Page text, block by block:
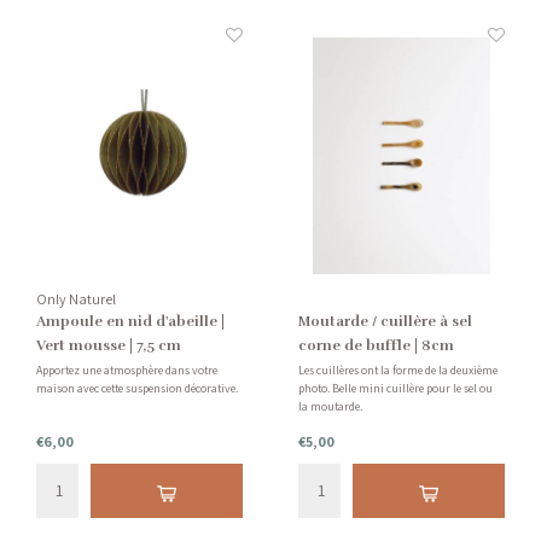
Only Naturel
Ampoule en nid d'abeille |
Vert mousse | 7,5 cm
Apportez une atmosphère dans votre
maison avec cette suspension décorative.
€6,00
Moutarde / cuillère à sel
corne de buffle | 8cm
Les cuillères ont la forme de la deuxième
photo. Belle mini cuillère pour le sel ou
la moutarde.
€5,00